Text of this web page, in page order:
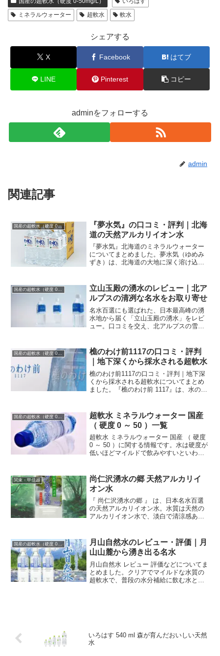
ミネラルウォーター
超軟水 軟水
シェアする
X Facebook はてブ
LINE Pinterest コピー
adminをフォローする
admin
関連記事
国産の超軟水（硬度 0-50mg/L）
『夢水気』の口コミ・評判｜北海
道の天然アルカリイオン水
『夢水気』北海道のミネラルウォーター
についてまとめました。夢水気（ゆめみ
ずき）は、北海道の大地に深く溶け込ん
ルウォーター 、天然のアルカリイオン水
です。
国産の超軟水（硬度 0-50mg/L）
立山玉殿の湧水のレビュー｜北ア
ルプスの清冽な名水をお取り寄せ
名水百選にも選ばれた、日本最高峰の湧
水地から届く「立山玉殿の湧水」をレビ
ュー。口コミを交え、北アルプスの雪解
購入情報を紹介。自宅で手軽に北アルプ
スの名水を味わってみませんか？
樵のわけ前1117の口コミ・評判
｜地下深くから採水される超軟水
樵のわけ前1117の口コミ・評判｜地下深
くから採水される超軟水についてまとめ
ました。『樵のわけ前 1117』は、水の硬
1,117mから汲み上げられているミネラル
ウォーターです。
超軟水 ミネラルウォーター 国産
（ 硬度 0 ～ 50 ）一覧
超軟水 ミネラルウォーター 国産 （ 硬度
0 ～ 50 ）に関する情報です。水は硬度が
低いほどマイルドで飲みやすいといわれ
が 0 ～ 50 までの 超軟水 を紹介します。
関東・甲信越
尚仁沢湧水の郷 天然アルカリイ
オン水
『 尚仁沢湧水の郷 』 は、日本名水百選
の天然アルカリイオン水。水質は天然の
アルカリイオン水で、淡白で清涼感ある
証を受けている「尚仁沢湧水」は、まさ
に万人向けのおい...
月山自然水のレビュー・評価｜月
山山麓から湧き出る名水
月山自然水 レビュー 評価などについてま
とめました。クリアでマイルドな水質の
超軟水で、普段の水分補給に飲む水とし
いろはす 540 ml 森が育んだおいしい天然
水